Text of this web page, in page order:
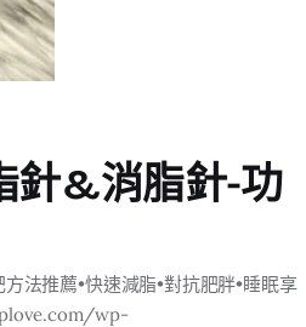
針&消脂針-功
法推薦•快速減脂•對抗肥胖•睡眠享
wp-